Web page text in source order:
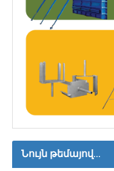
Նույն թեմայով...